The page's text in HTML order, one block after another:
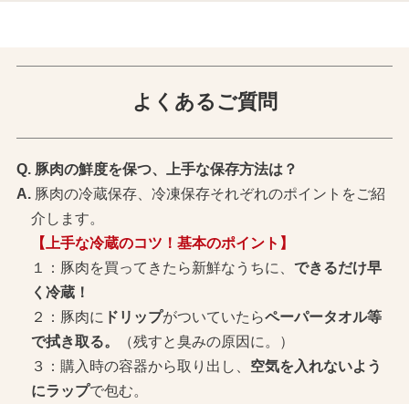
よくあるご質問
豚肉の鮮度を保つ、上手な保存方法は？
豚肉の冷蔵保存、冷凍保存それぞれのポイントをご紹
介します。
【上手な冷蔵のコツ！基本のポイント】
１：豚肉を買ってきたら新鮮なうちに、 できるだけ早
く冷蔵！
２：豚肉に ドリップがついていたらペーパータオル等
で拭き取る。
（残すと臭みの原因に。）
３：購入時の容器から取り出し、 空気を入れないよう
にラップで包む。